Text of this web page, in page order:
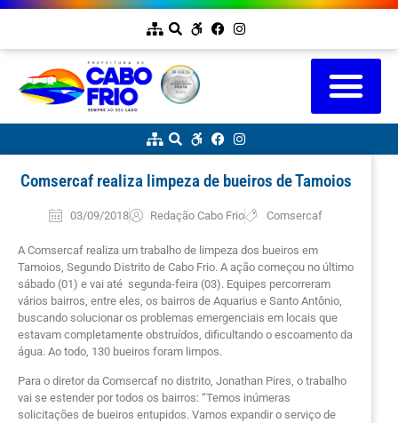
Comsercaf realiza limpeza de bueiros de Tamoios
03/09/2018 Redação Cabo Frio Comsercaf
A Comsercaf realiza um trabalho de limpeza dos bueiros em
Tamoios, Segundo Distrito de Cabo Frio. A ação começou no último
sábado (01) e vai até segunda-feira (03). Equipes percorreram
vários bairros, entre eles, os bairros de Aquarius e Santo Antônio,
buscando solucionar os problemas emergenciais em locais que
estavam completamente obstruídos, dificultando o escoamento da
água. Ao todo, 130 bueiros foram limpos.
Para o diretor da Comsercaf no distrito, Jonathan Pires, o trabalho
vai se estender por todos os bairros: “Temos inúmeras
solicitações de bueiros entupidos. Vamos expandir o serviço de